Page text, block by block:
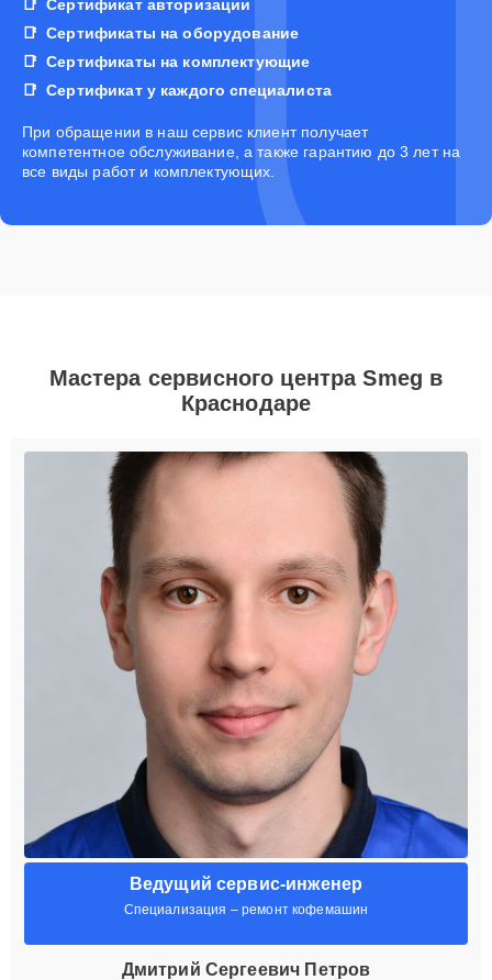
Сертификат авторизации
Сертификаты на оборудование
Сертификаты на комплектующие
Сертификат у каждого специалиста
При обращении в наш сервис клиент получает
компетентное обслуживание, а также гарантию до 3 лет на
все виды работ и комплектующих.
Мастера сервисного центра Smeg в
Краснодаре
Ведущий сервис-инженер
Специализация – ремонт кофемашин
Дмитрий Сергеевич Петров